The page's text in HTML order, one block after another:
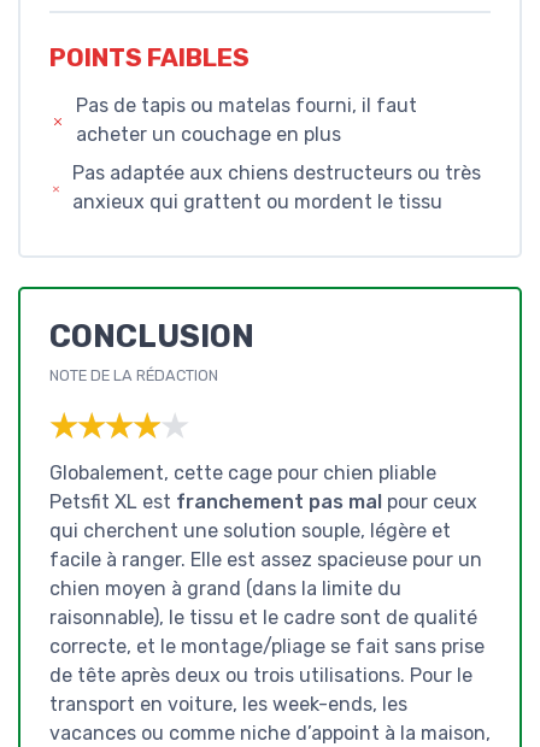
POINTS FAIBLES
Pas de tapis ou matelas fourni, il faut
acheter un couchage en plus
Pas adaptée aux chiens destructeurs ou très
anxieux qui grattent ou mordent le tissu
CONCLUSION
NOTE DE LA RÉDACTION
★★★★★
★★★★★
Globalement, cette cage pour chien pliable
Petsfit XL est franchement pas mal pour ceux
qui cherchent une solution souple, légère et
facile à ranger. Elle est assez spacieuse pour un
chien moyen à grand (dans la limite du
raisonnable), le tissu et le cadre sont de qualité
correcte, et le montage/pliage se fait sans prise
de tête après deux ou trois utilisations. Pour le
transport en voiture, les week-ends, les
vacances ou comme niche d’appoint à la maison,